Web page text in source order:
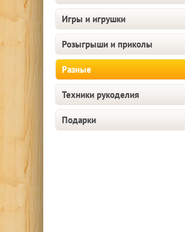
Игры и игрушки
Розыгрыши и приколы
Разные
Техники рукоделия
Подарки